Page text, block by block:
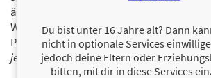
ähnliche Produkte informiert werden.
Wir halten Sie per E-Mail auf dem
Programm der Münchner Verlagsgruppe.
jetzt ein!
Du bist unter 16 Jahre alt? Dann
nicht in optionale Services
jedoch deine Eltern oder
bitten, mit dir in diese Services